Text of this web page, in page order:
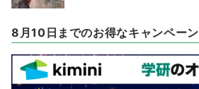
8月10日までのお得なキャンペーン